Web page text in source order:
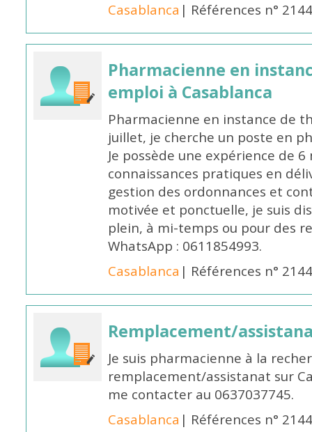
Casablanca | Références n°
Pharmacienne en
emploi à Casablanca
Pharmacienne en instance de
juillet, je cherche un poste en
Je possède une expérience de
connaissances pratiques en
gestion des ordonnances et
motivée et ponctuelle, je suis
plein, à mi-temps ou pour des
WhatsApp : 0611854993.
Casablanca | Références n°
Remplacement/
Je suis pharmacienne à la
remplacement/assistanat sur
me contacter au 0637037745.
Casablanca | Références n°